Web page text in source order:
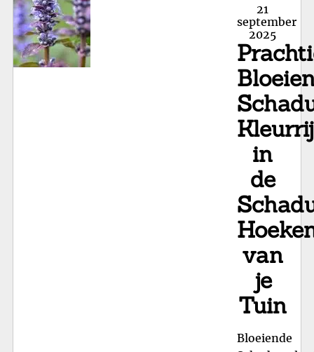
Posted
on
21
september
2025
in
de
van
je
Tuin
Bloeiende